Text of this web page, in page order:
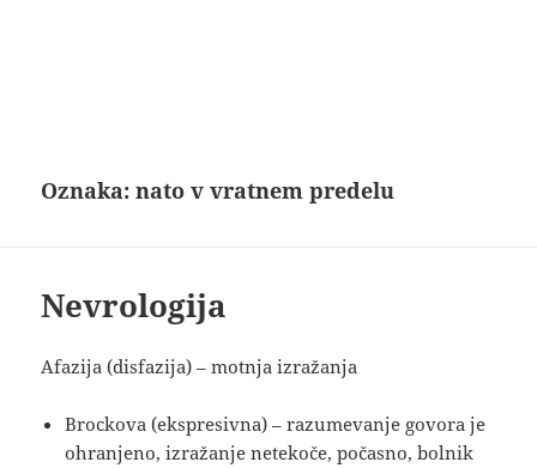
Oznaka:nato v vratnem predelu
Nevrologija
Afazija (disfazija) – motnja izražanja
Brockova (ekspresivna) – razumevanje govora je
ohranjeno, izražanje netekoče, počasno, bolnik